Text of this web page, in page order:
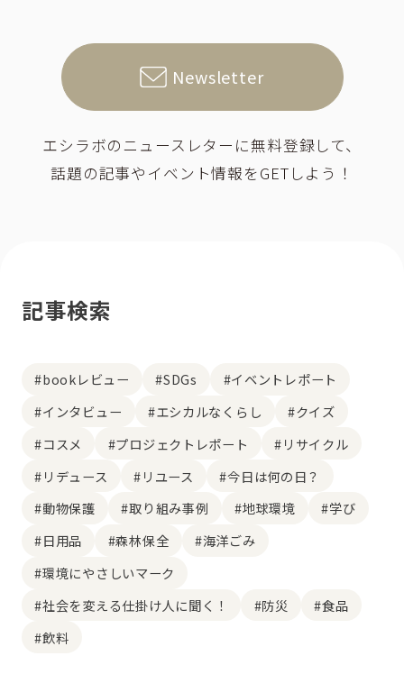
Newsletter
エシラボのニュースレターに無料登録して、
話題の記事やイベント情報をGETしよう！
記事検索
#bookレビュー #SDGs
#イベントレポート
#インタビュー
#エシカルなくらし
#クイズ
#コスメ
#プロジェクトレポート
#リサイクル
#リデュース
#リユース
#今日は何の日？
#動物保護
#取り組み事例 #地球環境
#学び
#日用品
#森林保全
#海洋ごみ
#環境にやさしいマーク
#社会を変える仕掛け人に聞く！
#防災
#食品
#飲料